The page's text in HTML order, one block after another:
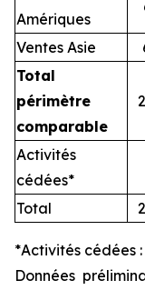
Amériques
Ventes Asie
Total
périmètre
comparable
Activités
cédées*
Total
*Activités cédées
Données